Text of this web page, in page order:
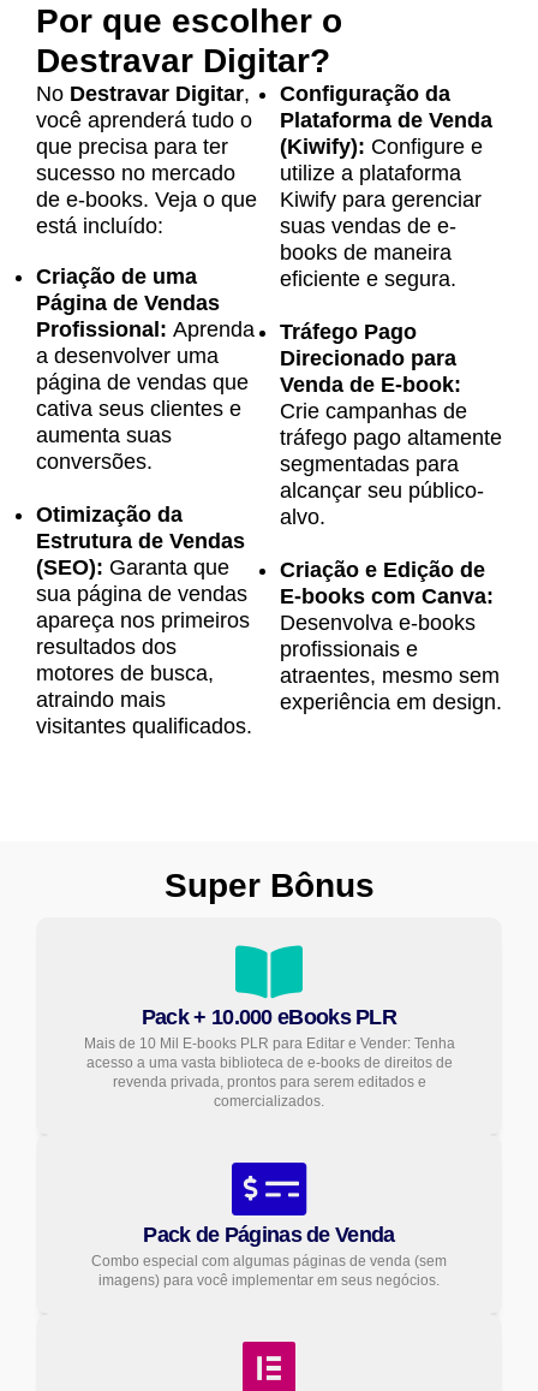
Por que escolher o
Destravar Digitar?
No Destravar Digitar,
você aprenderá tudo o
que precisa para ter
sucesso no mercado
de e-books. Veja o que
está incluído:
Criação de uma
Página de Vendas
Profissional: Aprenda
a desenvolver uma
página de vendas que
cativa seus clientes e
aumenta suas
conversões.
Otimização da
Estrutura de Vendas
(SEO): Garanta que
sua página de vendas
apareça nos primeiros
resultados dos
motores de busca,
atraindo mais
visitantes qualificados.
Configuração da
Plataforma de Venda
(Kiwify): Configure e
utilize a plataforma
Kiwify para gerenciar
suas vendas de e-
books de maneira
eficiente e segura.
Tráfego Pago
Direcionado para
Venda de E-book:
Crie campanhas de
tráfego pago altamente
segmentadas para
alcançar seu público-
alvo.
Criação e Edição de
E-books com Canva:
Desenvolva e-books
profissionais e
atraentes, mesmo sem
experiência em design.
Super Bônus
Pack + 10.000 eBooks PLR
Mais de 10 Mil E-books PLR para Editar e Vender: Tenha
acesso a uma vasta biblioteca de e-books de direitos de
revenda privada, prontos para serem editados e
comercializados.
Pack de Páginas de Venda
Combo especial com algumas páginas de venda (sem
imagens) para você implementar em seus negócios.